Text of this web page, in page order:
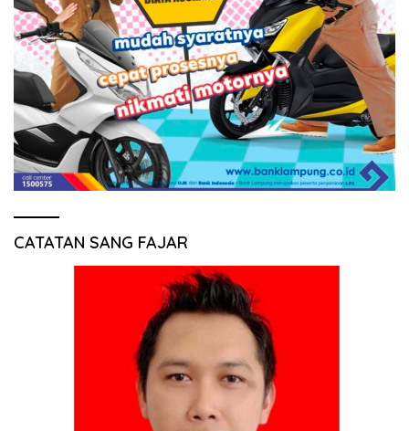
CATATAN SANG FAJAR